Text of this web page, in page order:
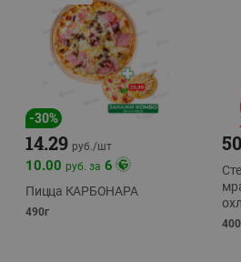
-30%
14.29 руб./шт
10.00 руб. за 6
Пицца КАРБОНАРА
490г